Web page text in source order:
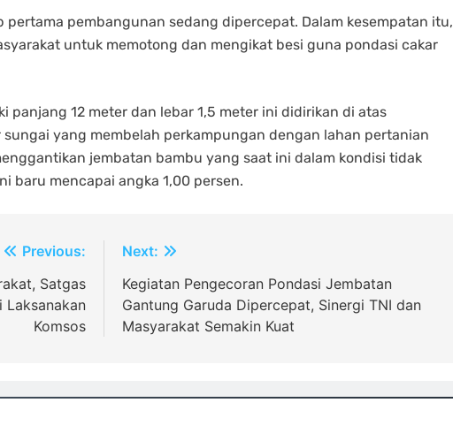
pembangunan sedang dipercepat. Dalam kesempatan itu,
untuk memotong dan mengikat besi guna pondasi cakar
panjang 12 meter dan lebar 1,5 meter ini didirikan di atas
yang membelah perkampungan dengan lahan pertanian
jembatan bambu yang saat ini dalam kondisi tidak
baru mencapai angka 1,00 persen.
Previous:
Satgas
Laksanakan
Komsos
Next:
Kegiatan Pengecoran Pondasi Jembatan
Gantung Garuda Dipercepat, Sinergi TNI dan
Masyarakat Semakin Kuat